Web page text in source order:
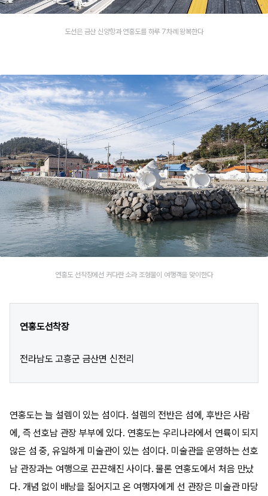
도선은 금산 신양항과 연홍도를 하루 7차례 왕복한다
연홍도 선착장에선 커다란 소라 조형물이 여행객을 맞이한다
연홍도선착장
전라남도 고흥군 금산면 신전리
연홍도는 늘 설렘이 있는 섬이다. 설렘의 전반은 섬에, 후반은 사람
에, 즉 선호남 관장 부부에 있다. 연홍도는 우리나라에서 연륙이 되지
않은 섬 중, 유일하게 미술관이 있는 섬이다. 미술관을 운영하는 선호
남 관장과는 여행으로 끈끈해진 사이다. 물론 연홍도에서 처음 만났
다. 개념 없이 배낭을 짊어지고 온 여행자에게 선 관장은 미술관 마당